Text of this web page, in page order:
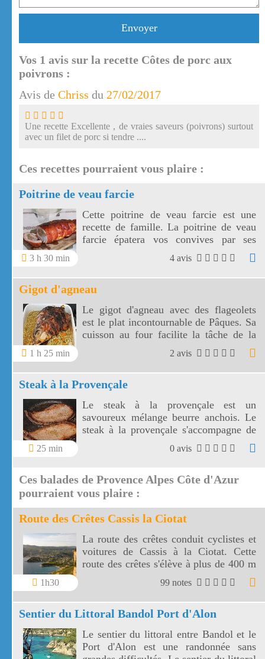
Envoyer
Vos 1 avis sur la recette Côtes de porc aux
poivrons :
Avis de Chriss du 27/02/2017
Une recette Excellente , de vraies saveurs (poivrons) surtout
avec un filet de porc si tendre ....
Ces recettes pourraient vous plaire :
Poitrine de veau farcie
3 h 30 min
Cette poitrine de veau farcie est une
recette de famille. La poitrine de veau
farcie épatera vos convives par ses
jolies tranches au parfum d'antan.
4 avis
Gigot d'agneau
1 h 25 min
Le gigot d'agneau avec des flageolets
est le plat incontournable de Pâques. Sa
cuisson au four facilite la tâche de la
ménagère! Le gigot d'agneau permet de
découper de nombreuses tranches
parfumées par le thym. Un vrai régal!
2 avis
Steak à la Provençale
25 min
Le steak à la provençale est un
savoureux mélange beurre anchois. Le
steak à la provençale s'accompagne de
0 avis
Ces balades de Provence Alpes Côte d'Azur
pourraient vous plaire :
Route des Crêtes Cassis la Ciotat
1h30
La route des crêtes conduit cyclistes et
voitures de Cassis à la Ciotat. Cette
route des crêtes s'élève à plus de 400 m
et surplombe la mer au travers plusieurs
99 notes
Sentier du Littoral Bandol Port d'Alon
Le sentier du littoral entre Bandol et le
Port d'Alon est une randonnée sans